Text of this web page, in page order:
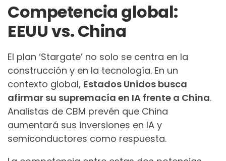
Competencia global:
EEUU vs. China
El plan ‘Stargate’ no solo se centra en la
construcción y en la tecnología. En un
contexto global, Estados Unidos busca
afirmar su supremacía en IA frente a China.
Analistas de CBM prevén que China
aumentará sus inversiones en IA y
semiconductores como respuesta.